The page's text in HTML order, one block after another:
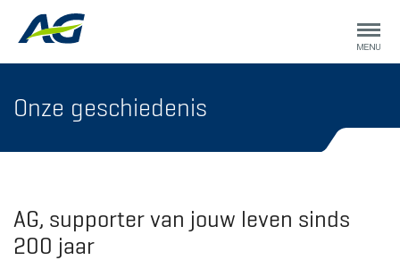
Onze geschiedenis
AG, supporter van jouw leven sinds
200 jaar